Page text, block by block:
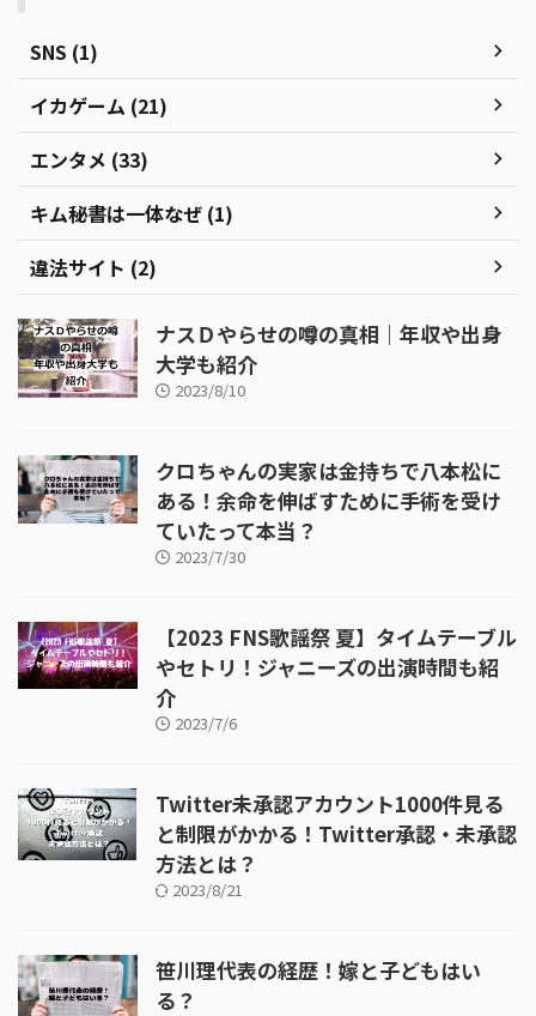
SNS (1)
イカゲーム (21)
エンタメ (33)
キム秘書は一体なぜ (1)
違法サイト (2)
ナスＤやらせの噂の真相｜年収や出身
大学も紹介
2023/8/10
クロちゃんの実家は金持ちで八本松に
ある！余命を伸ばすために手術を受け
ていたって本当？
2023/7/30
【2023 FNS歌謡祭 夏】タイムテーブル
やセトリ！ジャニーズの出演時間も紹
介
2023/7/6
Twitter未承認アカウント1000件見る
と制限がかかる！Twitter承認・未承認
方法とは？
2023/8/21
笹川理代表の経歴！嫁と子どもはい
る？